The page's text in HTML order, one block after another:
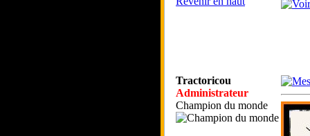
Tractoricou
Administrateur
Champion du monde